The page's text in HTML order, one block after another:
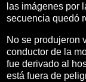
las imágenes por
secuencia quedó
No se produjeron
conductor de la
fue derivado al
está fuera de